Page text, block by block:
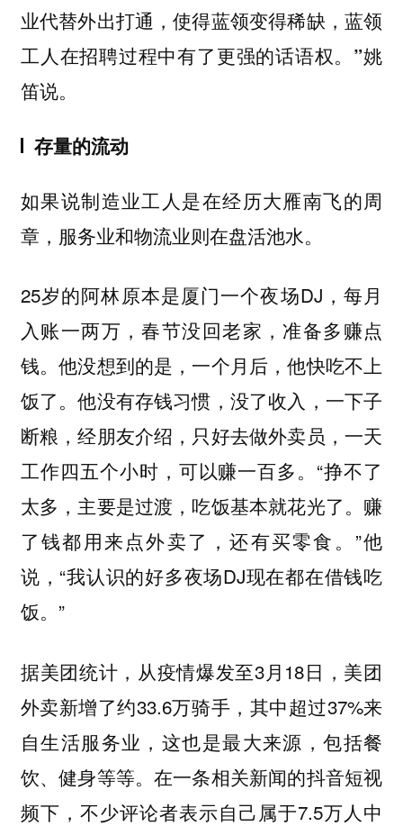
业代替外出打通，使得蓝领变得稀缺，蓝领
工人在招聘过程中有了更强的话语权。”姚
笛说。
存量的流动
如果说制造业工人是在经历大雁南飞的周
章，服务业和物流业则在盘活池水。
25岁的阿林原本是厦门一个夜场DJ，每月
入账一两万，春节没回老家，准备多赚点
钱。他没想到的是，一个月后，他快吃不上
饭了。他没有存钱习惯，没了收入，一下子
断粮，经朋友介绍，只好去做外卖员，一天
工作四五个小时，可以赚一百多。“挣不了
太多，主要是过渡，吃饭基本就花光了。赚
了钱都用来点外卖了，还有买零食。”他
说，“我认识的好多夜场DJ现在都在借钱吃
饭。”
据美团统计，从疫情爆发至3月18日，美团
外卖新增了约33.6万骑手，其中超过37%来
自生活服务业，这也是最大来源，包括餐
饮、健身等等。在一条相关新闻的抖音短视
频下，不少评论者表示自己属于7.5万人中